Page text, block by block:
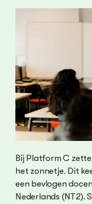
Bij Platform C
het zonnetje. Dit
een bevlogen
Nederlands (NT2).